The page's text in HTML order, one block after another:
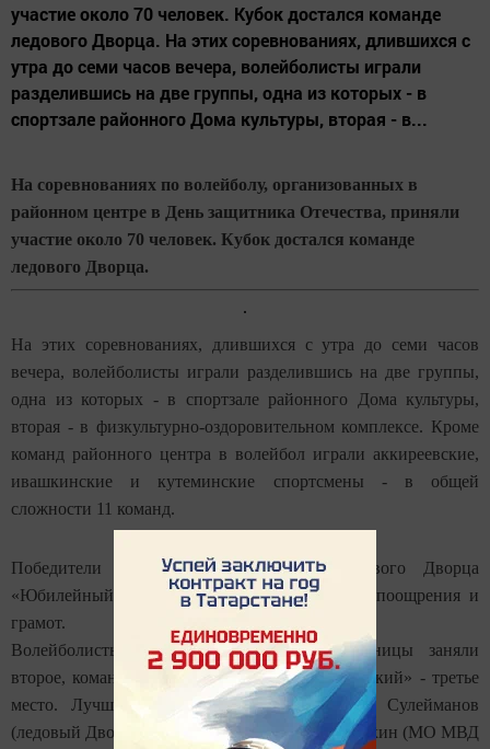
участие около 70 человек. Кубок достался команде
ледового Дворца. На этих соревнованиях, длившихся с
утра до семи часов вечера, волейболисты играли
разделившись на две группы, одна из которых - в
спортзале районного Дома культуры, вторая - в...
На соревнованиях по волейболу, организованных в
районном центре в День защитника Отечества, приняли
участие около 70 человек. Кубок достался команде
ледового Дворца.
На этих соревнованиях, длившихся с утра до семи часов
вечера, волейболисты играли разделившись на две группы,
одна из которых - в спортзале районного Дома культуры,
вторая - в физкультурно-оздоровительном комплексе. Кроме
команд районного центра в волейбол играли аккиреевские,
ивашкинские и кутеминские спортсмены - в общей
сложности 11 команд.
Победители соревнований - игроки ледового Дворца
«Юбилейный» удостоились кубка, денежного поощрения и
грамот.
Волейболисты центральной районной больницы заняли
второе, команда МО МВД России «Черемшанский» - третье
место. Лучшими игроками признаны Раиль Сулейманов
(ледовый Дворец «Юбилейный») и Петр Питеркин (МО МВД